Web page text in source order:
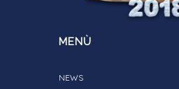
MENÙ
NEWS